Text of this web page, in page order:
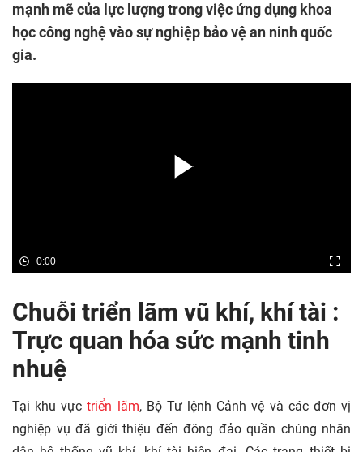
mạnh mẽ của lực lượng trong việc ứng dụng khoa
học công nghệ vào sự nghiệp bảo vệ an ninh quốc
gia.
0:00
Chuỗi triển lãm vũ khí, khí tài :
Trực quan hóa sức mạnh tinh
nhuệ
Tại khu vựctriển lãm, Bộ Tư lệnh Cảnh vệ và các đơn vị
nghiệp vụ đã giới thiệu đến đông đảo quần chúng nhân